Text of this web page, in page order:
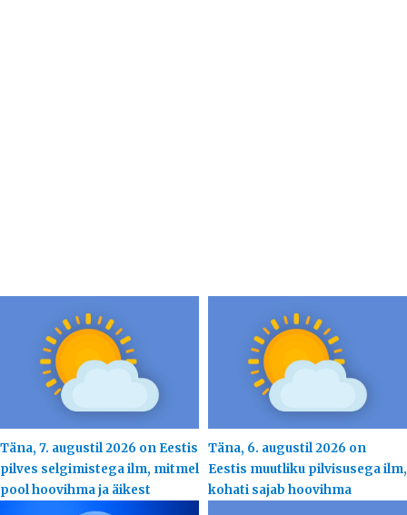
Täna, 7. augustil 2026 on Eestis
pilves selgimistega ilm, mitmel
pool hoovihma ja äikest
Täna, 6. augustil 2026 on
Eestis muutliku pilvisusega ilm,
kohati sajab hoovihma